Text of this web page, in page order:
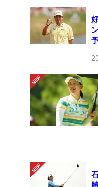
9位：ホアキン・ニー
26位：カルロス・オ
35位：エイブラハム
45位：ミト・ペレイ
49位：アドリアン・